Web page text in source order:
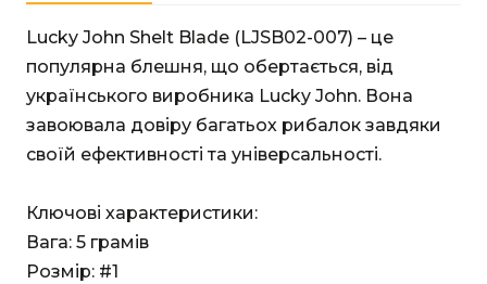
Lucky John Shelt Blade (LJSB02-007) – це
популярна блешня, що обертається, від
українського виробника Lucky John. Вона
завоювала довіру багатьох рибалок завдяки
своїй ефективності та універсальності.
Ключові характеристики:
Вага: 5 грамів
Розмір: #1